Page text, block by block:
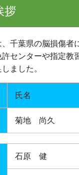
拶
千葉県の脳損傷者
センターや指定教
ました。
氏名
菊地 尚久
石原 健